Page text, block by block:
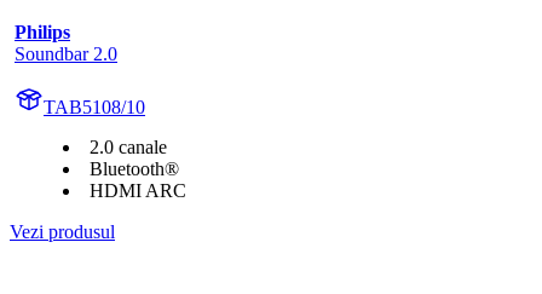
Philips
Soundbar 2.0
TAB5108/10
2.0 canale
Bluetooth®
HDMI ARC
Vezi produsul